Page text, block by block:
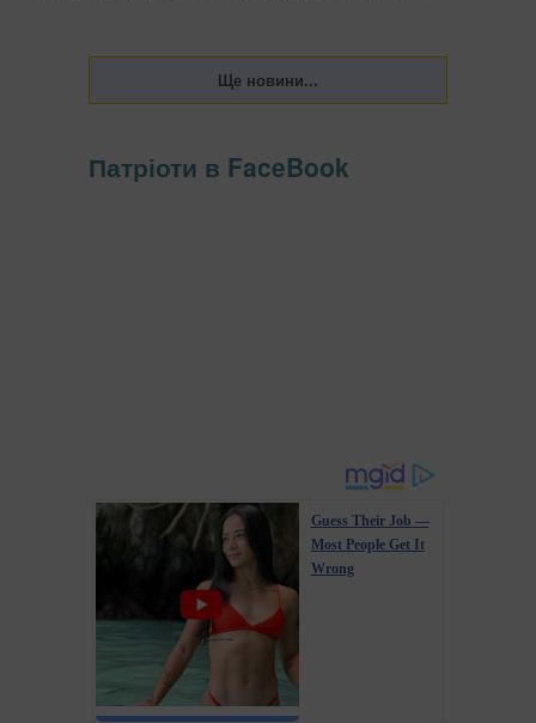
Патріоти в FaceBook
Guess Their Job —
Most People Get It
Wrong